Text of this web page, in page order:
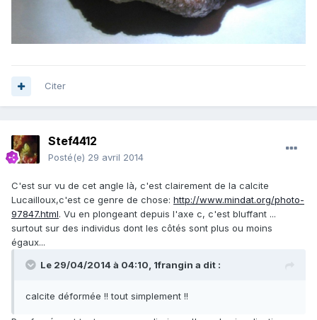
Citer
Stef4412
Posté(e) 29 avril 2014
C'est sur vu de cet angle là, c'est clairement de la calcite
Lucailloux,c'est ce genre de chose: http://www.mindat.org/photo-
97847.html. Vu en plongeant depuis l'axe c, c'est bluffant ...
surtout sur des individus dont les côtés sont plus ou moins
égaux...
Le 29/04/2014 à 04:10, 1frangin a dit :
calcite déformée !! tout simplement !!